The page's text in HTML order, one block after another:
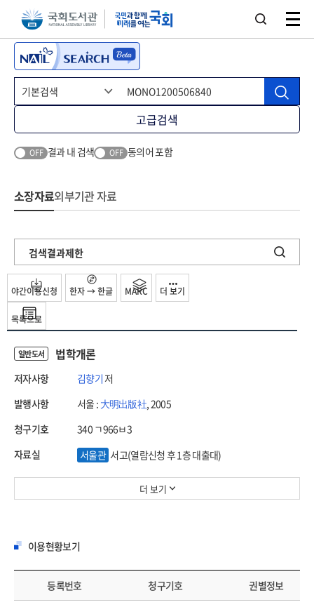
본문 바로가기주메뉴 바로가기
고급검색
OFF 결과 내 검색 OFF 동의어 포함
소장자료외부기관 자료
검색결과제한
목록으로
야간이용신청 한자 → 한글 MARC 더 보기
일반도서 법학개론
저자사항 김향기저
발행사항
서울 : 大明出版社, 2005
청구기호
340 ㄱ966ㅂ3
자료실
서울관 서고(열람신청 후 1층 대출대)
더 보기
이용현황보기
등록번호 청구기호 권별정보